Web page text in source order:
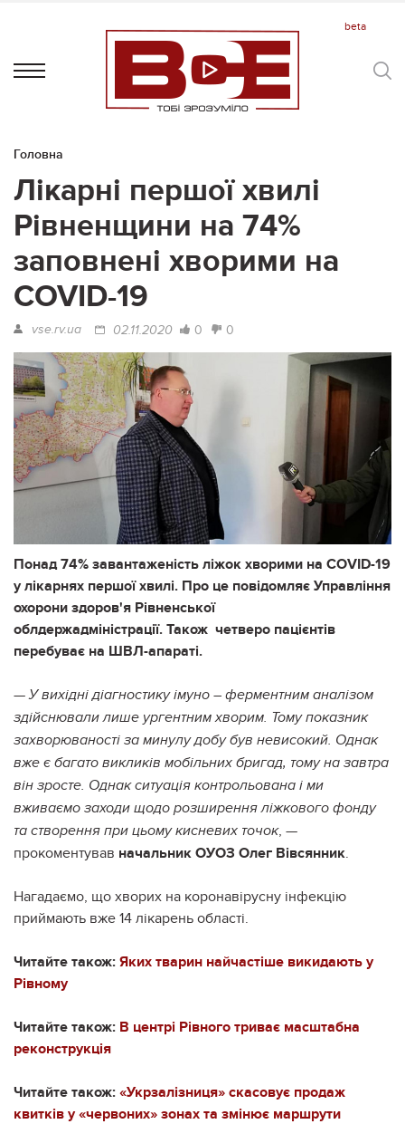
Головна
Лікарні першої хвилі
Рівненщини на 74%
заповнені хворими на
COVID-19
vse.rv.ua 02.11.2020 0 0
Понад 74% завантаженість ліжок хворими на COVID-19
у лікарнях першої хвилі. Про це повідомляє Управління
охорони здоров'я Рівненської
облдержадміністрації. Також четверо пацієнтів
перебуває на ШВЛ-апараті.
— У вихідні діагностику імуно – ферментним аналізом
здійснювали лише ургентним хворим. Тому показник
захворюваності за минулу добу був невисокий. Однак
вже є багато викликів мобільних бригад, тому на завтра
він зросте. Однак ситуація контрольована і ми
вживаємо заходи щодо розширення ліжкового фонду
та створення при цьому кисневих точок, —
прокоментував начальник ОУОЗ Олег Вівсянник.
Нагадаємо, що хворих на коронавірусну інфекцію
приймають вже 14 лікарень області.
Читайте також: Яких тварин найчастіше викидають у
Рівному
Читайте також: В центрі Рівного триває масштабна
реконструкція
Читайте також: «Укрзалізниця» скасовує продаж
квитків у «червоних» зонах та змінює маршрути